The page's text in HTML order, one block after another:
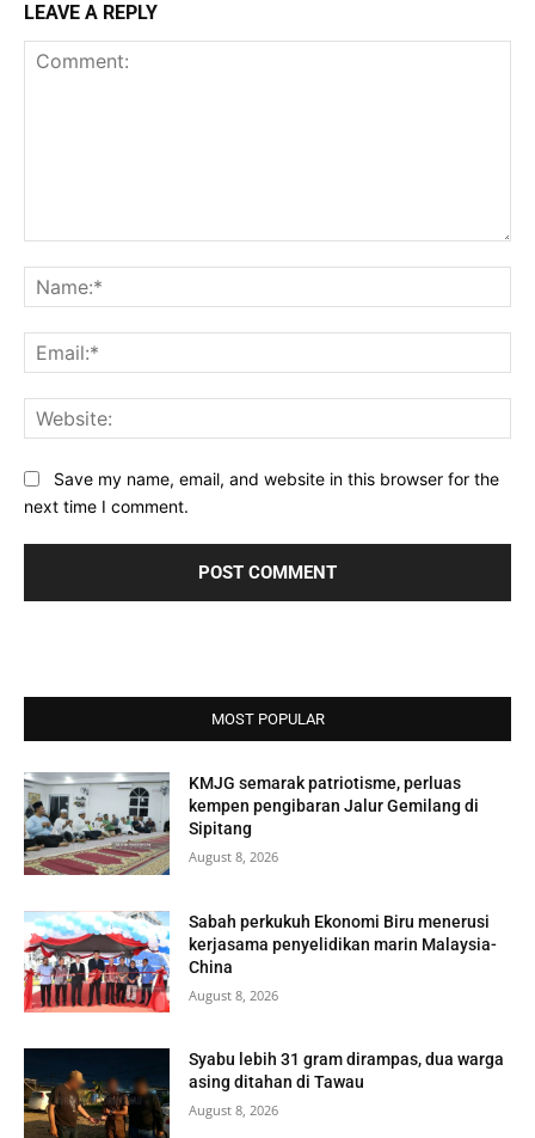
LEAVE A REPLY
Save my name, email, and website in this browser for the
next time I comment.
MOST POPULAR
KMJG semarak patriotisme, perluas
kempen pengibaran Jalur Gemilang di
Sipitang
August 8, 2026
Sabah perkukuh Ekonomi Biru menerusi
kerjasama penyelidikan marin Malaysia-
China
August 8, 2026
Syabu lebih 31 gram dirampas, dua warga
asing ditahan di Tawau
August 8, 2026